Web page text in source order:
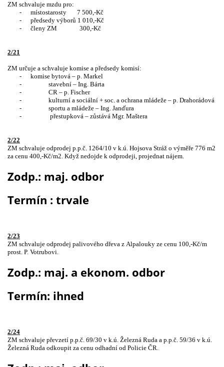
ZM schvaluje mzdu pro:
-
místostarosty
7 500,-Kč
-
předsedy výborů 1 010,-Kč
-
členy ZM 300,-Kč
2/21
ZM určuje a schvaluje komise a předsedy komisí:
-
komise bytová – p. Markel
-
stavební – Ing. Bárta
-
CR – p. Fischer
-
kulturní a sociální + soc. a ochrana mládeže – p. Drahorádová
-
sportu a mládeže – Ing. Janďura
-
přestupková – zůstává Mgr. Maštera
2/22
ZM schvaluje odprodej p.p.č. 1264/10 v k.ú. Hojsova Stráž o výměře 776 m2
za cenu 400,-Kč/m2. Když nedojde k odprodeji, projednat nájem.
Zodp.: maj. odbor
Termín : trvale
2/23
ZM schvaluje odprodej palivového dřeva z Alpalouky ze cenu 100,-Kč/m
prost. P. Votrubovi.
Zodp.: maj. a ekonom. odbor
Termín: ihned
2/24
ZM schvaluje převzetí p.p.č. 69/30 v k.ú. Železná Ruda a p.p.č. 59/36 v k.ú.
Železná Ruda odkoupit za cenu odhadní od Policie ČR.